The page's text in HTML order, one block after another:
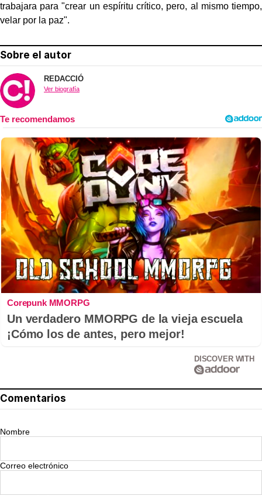
trabajara para "crear un espíritu crítico, pero, al mismo tiempo,
velar por la paz".
Sobre el autor
REDACCIÓ
Ver biografía
Corepunk MMORPG
Un verdadero MMORPG de la vieja escuela
¡Cómo los de antes, pero mejor!
DISCOVER WITH
Comentarios
Nombre
Correo electrónico